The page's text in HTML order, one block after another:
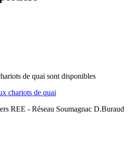
de quai sont disponibles
REE - Réseau Soumagnac D.Buraud